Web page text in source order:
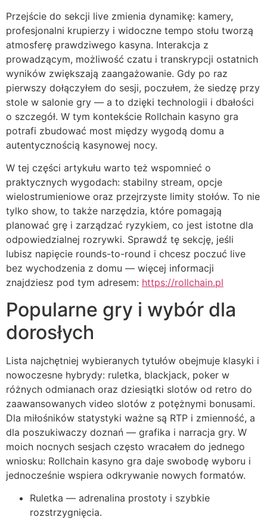
Przejście do sekcji live zmienia dynamikę: kamery,
profesjonalni krupierzy i widoczne tempo stołu tworzą
atmosferę prawdziwego kasyna. Interakcja z
prowadzącym, możliwość czatu i transkrypcji ostatnich
wyników zwiększają zaangażowanie. Gdy po raz
pierwszy dołączyłem do sesji, poczułem, że siedzę przy
stole w salonie gry — a to dzięki technologii i dbałości
o szczegół. W tym kontekście Rollchain kasyno gra
potrafi zbudować most między wygodą domu a
autentycznością kasynowej nocy.
W tej części artykułu warto też wspomnieć o
praktycznych wygodach: stabilny stream, opcje
wielostrumieniowe oraz przejrzyste limity stołów. To nie
tylko show, to także narzędzia, które pomagają
planować grę i zarządzać ryzykiem, co jest istotne dla
odpowiedzialnej rozrywki. Sprawdź tę sekcję, jeśli
lubisz napięcie rounds-to-round i chcesz poczuć live
bez wychodzenia z domu — więcej informacji
znajdziesz pod tym adresem: https://rollchain.pl
Popularne gry i wybór dla
dorosłych
Lista najchętniej wybieranych tytułów obejmuje klasyki i
nowoczesne hybrydy: ruletka, blackjack, poker w
różnych odmianach oraz dziesiątki slotów od retro do
zaawansowanych video slotów z potężnymi bonusami.
Dla miłośników statystyki ważne są RTP i zmienność, a
dla poszukiwaczy doznań — grafika i narracja gry. W
moich nocnych sesjach często wracałem do jednego
wniosku: Rollchain kasyno gra daje swobodę wyboru i
jednocześnie wspiera odkrywanie nowych formatów.
Ruletka — adrenalina prostoty i szybkie
rozstrzygnięcia.